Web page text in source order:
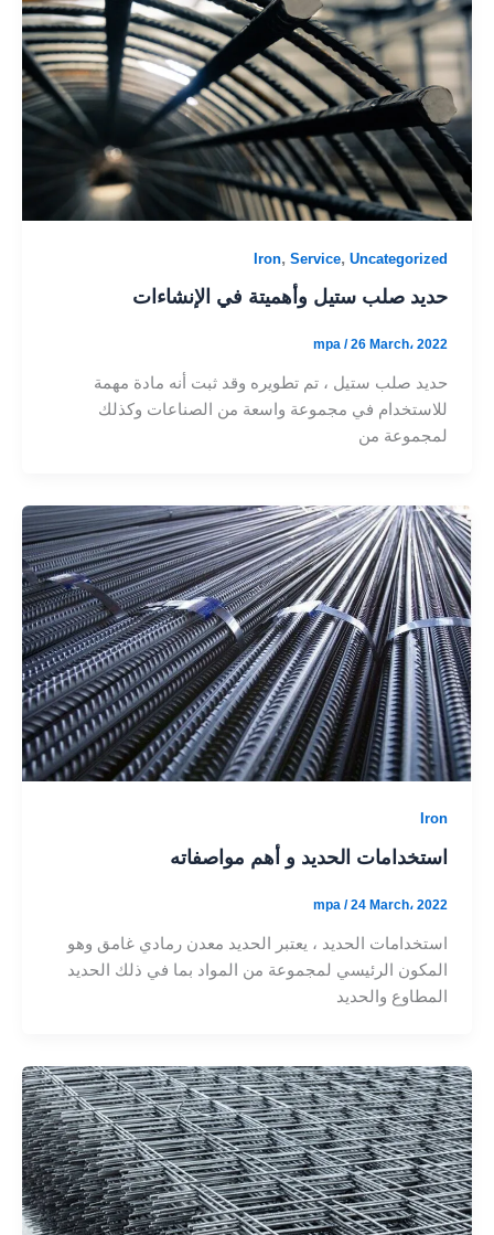
Iron,Service,Uncategorized
حديد صلب ستيل وأهميتة في الإنشاءات
mpa/26 March، 2022
حديد صلب ستيل ، تم تطويره وقد ثبت أنه مادة مهمة
للاستخدام في مجموعة واسعة من الصناعات وكذلك
لمجموعة من
Iron
استخدامات الحديد و أهم مواصفاته
mpa/24 March، 2022
استخدامات الحديد ، يعتبر الحديد معدن رمادي غامق وهو
المكون الرئيسي لمجموعة من المواد بما في ذلك الحديد
المطاوع والحديد